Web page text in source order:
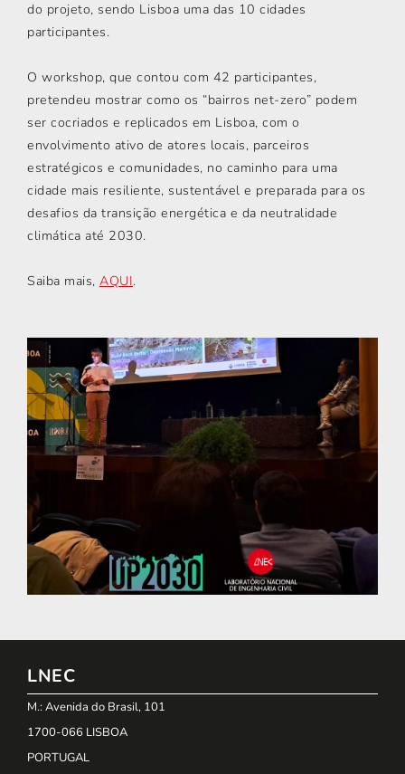
do projeto, sendo Lisboa uma das 10 cidades
participantes.
O workshop, que contou com 42 participantes,
pretendeu mostrar como os “bairros net-zero” podem
ser cocriados e replicados em Lisboa, com o
envolvimento ativo de atores locais, parceiros
estratégicos e comunidades, no caminho para uma
cidade mais resiliente, sustentável e preparada para os
desafios da transição energética e da neutralidade
climática até 2030.
Saiba mais, AQUI.
LNEC
M.: Avenida do Brasil, 101
1700-066 LISBOA
PORTUGAL